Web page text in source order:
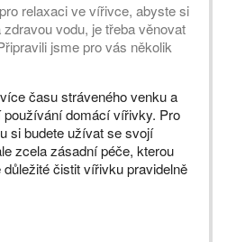
relaxaci ve vířivce, abyste si
vodu, je třeba věnovat
jsme pro vás několik
času stráveného venku a
domácí vířivky. Pro
si budete užívat se svojí
zcela zásadní péče, kterou
čistit vířivku pravidelně